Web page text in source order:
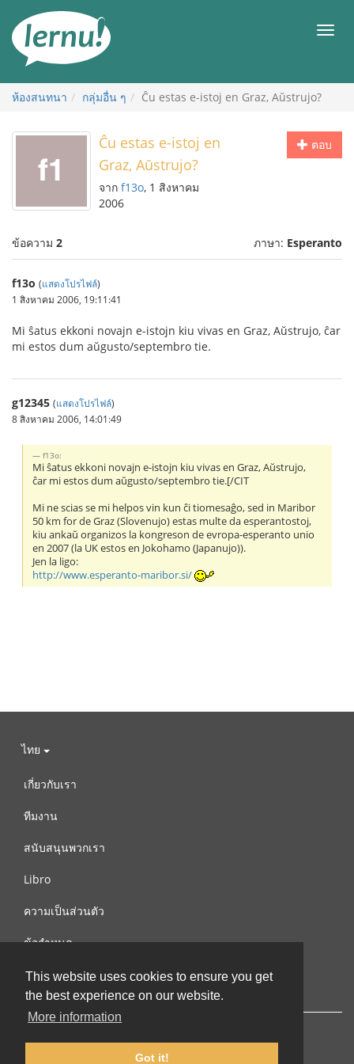
This website uses cookies to ensure you get
the best experience on our website.
More information
Got it!
สารบัญ
เมนู
ห้องสนทนา กลุ่มอื่น ๆ Ĉu estas e-istoj en Graz, Aŭstrujo?
ตอบ
Ĉu estas e-istoj en
Graz, Aŭstrujo?
จาก f13o, 1 สิงหาคม
2006
ข้อความ 2 ภาษา: Esperanto
f13o (แสดงโปรไฟล์)
1 สิงหาคม 2006, 19:11:41
Mi ŝatus ekkoni novajn e-istojn kiu vivas en Graz, Aŭstrujo, ĉar
mi estos dum aŭgusto/septembro tie.
g12345 (แสดงโปรไฟล์)
8 สิงหาคม 2006, 14:01:49
f13o:
Mi ŝatus ekkoni novajn e-istojn kiu vivas en Graz, Aŭstrujo,
ĉar mi estos dum aŭgusto/septembro tie.[/CIT
Mi ne scias se mi helpos vin kun ĉi tiomesaĝo, sed in Maribor
50 km for de Graz (Slovenujo) estas multe da esperantostoj,
kiu ankaŭ organizos la kongreson de evropa-esperanto unio
en 2007 (la UK estos en Jokohamo (Japanujo)).
Jen la ligo:
http://www.esperanto-maribor.si/
ไทย
เกี่ยวกับเรา
ทีมงาน
สนับสนุนพวกเรา
Libro
ความเป็นส่วนตัว
ข้อกำหนด
ติดต่อเรา